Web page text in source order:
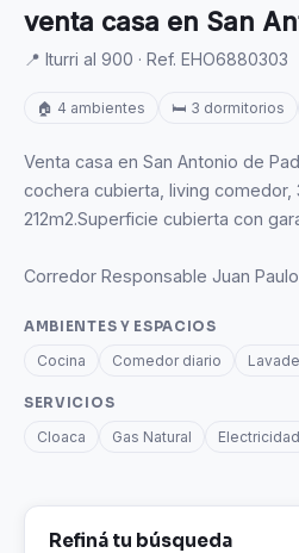
venta casa en San
📍 Iturri al 900 · Ref. EHO6880303
🏠 4 ambientes 🛏️ 3 dormitorios
Venta casa en San Antonio de
cochera cubierta, living
212m2.Superficie cubierta con
Corredor Responsable Juan
AMBIENTES Y ESPACIOS
Cocina Comedor diario
SERVICIOS
Cloaca Gas Natural Electricidad
Refiná tu búsqueda